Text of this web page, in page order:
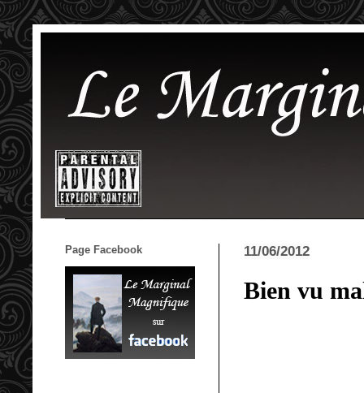
11/06/2012
Bien vu
Page Facebook